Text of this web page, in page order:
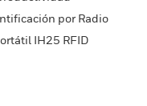
por Radio
IH25 RFID